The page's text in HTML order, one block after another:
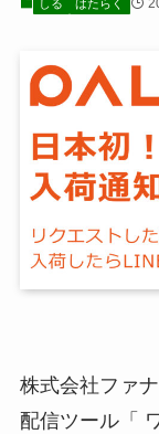
しる はたらく
株式会社ファ
配信ツール「